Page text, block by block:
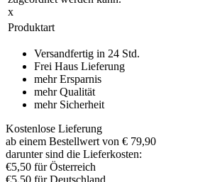
x
Produktart
Versandfertig in 24 Std.
Frei Haus Lieferung
mehr Ersparnis
mehr Qualität
mehr Sicherheit
Kostenlose Lieferung
ab einem Bestellwert von € 79,90
darunter sind die Lieferkosten:
€5,50 für Österreich
€5,50 für Deutschland